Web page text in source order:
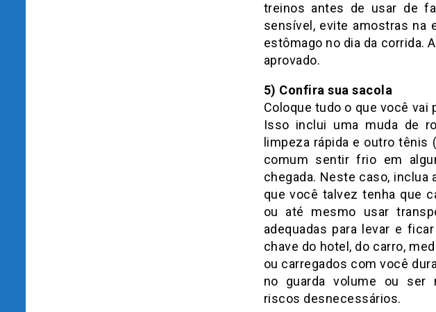
treinos antes de usar de
sensível, evite amostras na
estômago no dia da corrida.
aprovado.
5) Confira sua sacola
Coloque tudo o que você vai
Isso inclui uma muda de
limpeza rápida e outro tênis
comum sentir frio em
chegada. Neste caso, inclua
que você talvez tenha que
ou até mesmo usar
adequadas para levar e
chave do hotel, do carro,
ou carregados com você
no guarda volume ou ser
riscos desnecessários.